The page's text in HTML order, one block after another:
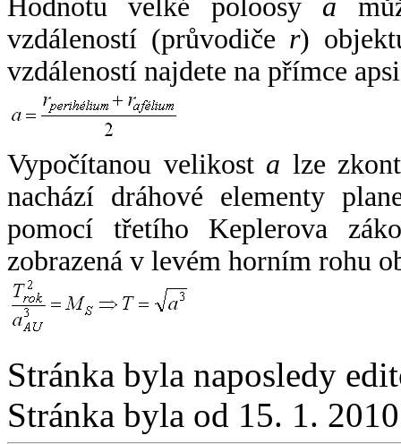
Hodnotu velké poloosy a
vzdáleností (průvodiče r)
vzdáleností najdete na přímce
Vypočítanou velikost a lze
nachází dráhové elementy
pomocí třetího Keplerova
zobrazená v levém horním rohu
Stránka byla naposledy
Stránka byla od 15. 1.